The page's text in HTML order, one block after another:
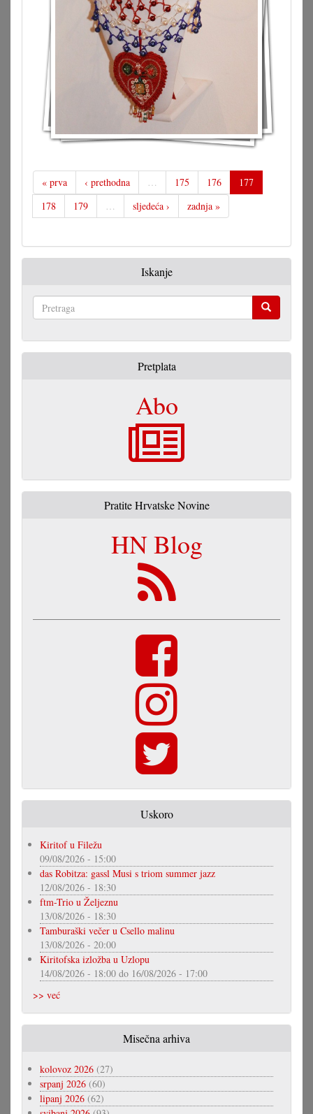
« prva ‹ prethodna … 175 176
177
178
179 … sljedeća › zadnja »
Iskanje
Pretplata
Abo
Pratite Hrvatske Novine
HN Blog
Uskoro
Kiritof u Filežu
09/08/2026 - 15:00
das Robitza: gassl Musi s triom summer jazz
12/08/2026 - 18:30
ftm-Trio u Željeznu
13/08/2026 - 18:30
Tamburaški večer u Csello malinu
13/08/2026 - 20:00
Kiritofska izložba u Uzlopu
14/08/2026 - 18:00 do 16/08/2026 - 17:00
>> već
Misečna arhiva
kolovoz 2026 (27)
srpanj 2026 (60)
lipanj 2026 (62)